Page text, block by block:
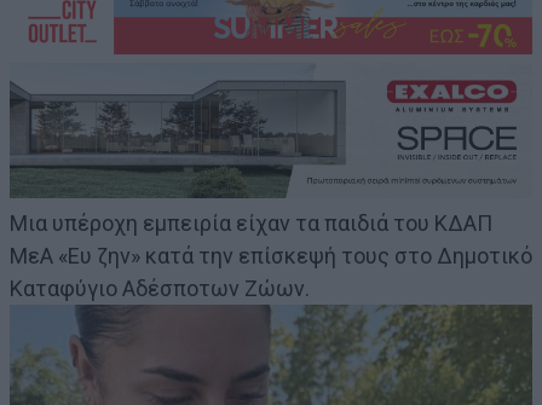
Μια υπέροχη εμπειρία είχαν τα παιδιά του ΚΔΑΠ
ΜεΑ «Ευ ζην» κατά την επίσκεψή τους στο Δημοτικό
Καταφύγιο Αδέσποτων Ζώων.